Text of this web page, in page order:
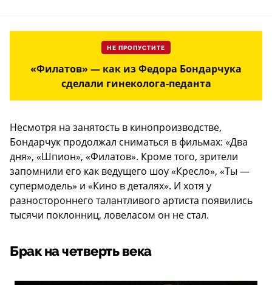
НЕ ПРОПУСТИТЕ
«Филатов» — как из Федора Бондарчука
сделали гинеколога-педанта
Несмотря на занятость в кинопроизводстве,
Бондарчук продолжал сниматься в фильмах: «Два
дня», «Шпион», «Филатов». Кроме того, зрители
запомнили его как ведущего шоу «Кресло», «Ты —
супермодель» и «Кино в деталях». И хотя у
разностороннего талантливого артиста появились
тысячи поклонниц, ловеласом он не стал.
Брак на четверть века